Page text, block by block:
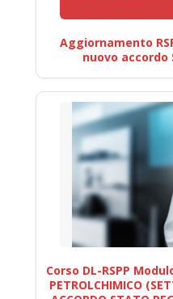
Aggiornamento
nuovo accordo
Corso DL-RSPP
PETROLCHIMICO